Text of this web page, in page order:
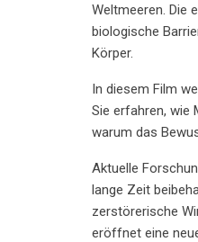
Weltmeeren. Die
biologische
Körper.
In diesem Film
Sie erfahren, wie
warum das
Aktuelle
lange Zeit
zerstörerische
eröffnet eine